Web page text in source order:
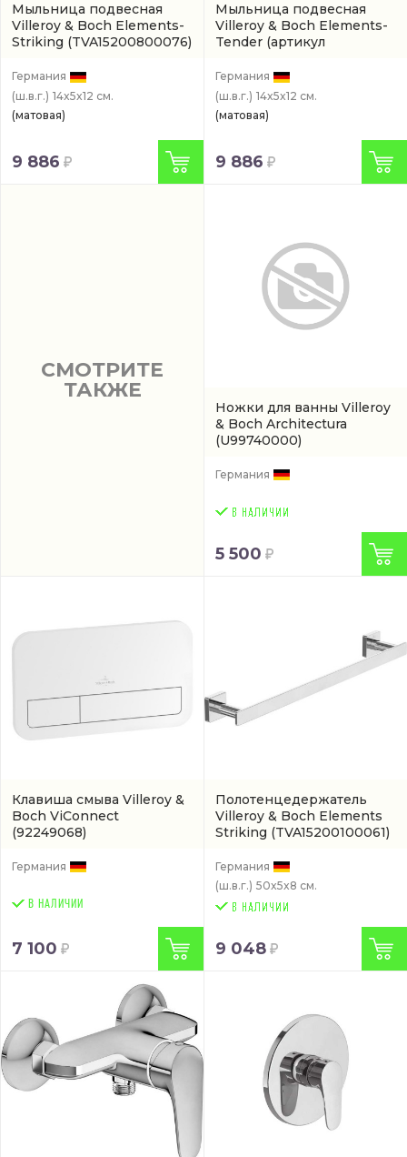
Мыльница подвесная
Villeroy & Boch Elements-
Striking (TVA15200800076)
Германия
(ш.в.г.) 14x5x12 см.
(матовая)
9 886
Мыльница подвесная
Villeroy & Boch Elements-
Tender (артикул
Германия
(ш.в.г.) 14x5x12 см.
(матовая)
9 886
СМОТРИТЕ
ТАКЖЕ
Ножки для ванны Villeroy
& Boch Architectura
(U99740000)
Германия
5 500
Клавиша смыва Villeroy &
Boch ViConnect
(92249068)
Германия
В НАЛИЧИИ
7 100
Полотенцедержатель
Villeroy & Boch Elements
Striking (TVA15200100061)
Германия
(ш.в.г.) 50x5x8 см.
9 048